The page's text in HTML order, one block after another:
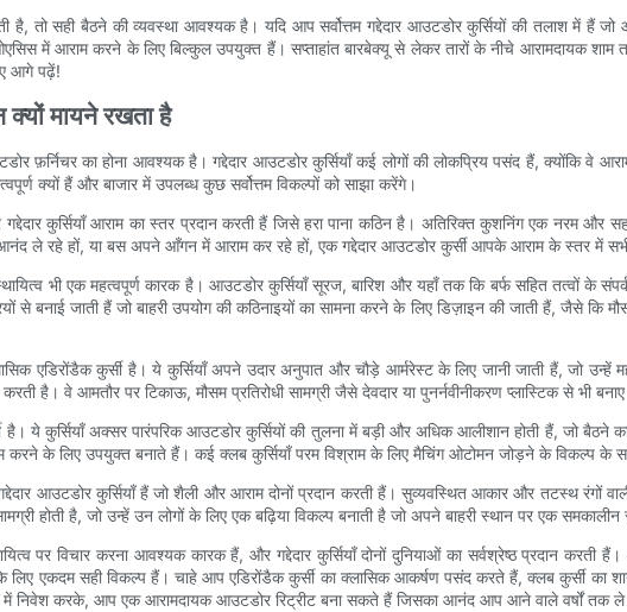
तो सही बैठने की व्यवस्था आवश्यक है। यदि आप सर्वोत्तम गद्देदार आउटडोर कुर्सियों की तलाश में हैं
में आराम करने के लिए बिल्कुल उपयुक्त हैं। सप्ताहांत बारबेक्यू से लेकर तारों के नीचे आरामदायक शाम
आगे पढ़ें!
मायने रखता है
फ़र्निचर का होना आवश्यक है। गद्देदार आउटडोर कुर्सियाँ कई लोगों की लोकप्रिय पसंद हैं, क्योंकि वे
क्यों हैं और बाजार में उपलब्ध कुछ सर्वोत्तम विकल्पों को साझा करेंगे।
कुर्सियाँ आराम का स्तर प्रदान करती हैं जिसे हरा पाना कठिन है। अतिरिक्त कुशनिंग एक नरम और
ले रहे हों, या बस अपने आँगन में आराम कर रहे हों, एक गद्देदार आउटडोर कुर्सी आपके आराम के स्तर में
भी एक महत्वपूर्ण कारक है। आउटडोर कुर्सियाँ सूरज, बारिश और यहाँ तक कि बर्फ सहित तत्वों के
से बनाई जाती हैं जो बाहरी उपयोग की कठिनाइयों का सामना करने के लिए डिज़ाइन की जाती हैं, जैसे
एडिरोंडैक कुर्सी है। ये कुर्सियाँ अपने उदार अनुपात और चौड़े आर्मरेस्ट के लिए जानी जाती हैं, जो
है। वे आमतौर पर टिकाऊ, मौसम प्रतिरोधी सामग्री जैसे देवदार या पुनर्नवीनीकरण प्लास्टिक से भी
है। ये कुर्सियाँ अक्सर पारंपरिक आउटडोर कुर्सियों की तुलना में बड़ी और अधिक आलीशान होती हैं, जो
के लिए उपयुक्त बनाते हैं। कई क्लब कुर्सियाँ परम विश्राम के लिए मैचिंग ओटोमन जोड़ने के विकल्प के
आउटडोर कुर्सियाँ हैं जो शैली और आराम दोनों प्रदान करती हैं। सुव्यवस्थित आकार और तटस्थ रंगों
होती है, जो उन्हें उन लोगों के लिए एक बढ़िया विकल्प बनाती है जो अपने बाहरी स्थान पर एक समकालीन
पर विचार करना आवश्यक कारक हैं, और गद्देदार कुर्सियाँ दोनों दुनियाओं का सर्वश्रेष्ठ प्रदान
के लिए एकदम सही विकल्प हैं। चाहे आप एडिरोंडैक कुर्सी का क्लासिक आकर्षण पसंद करते हैं, क्लब कुर्सी
में निवेश करके, आप एक आरामदायक आउटडोर रिट्रीट बना सकते हैं जिसका आनंद आप आने वाले वर्षों तक